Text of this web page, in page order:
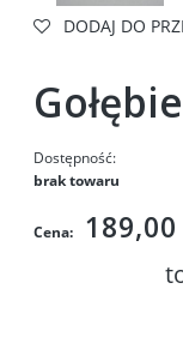
DODAJ DO
Dostępność:
brak towaru
Cena: 189,00